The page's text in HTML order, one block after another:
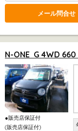
メール問合せ
N-ONE G 4WD
●販売店保証付
(販売店保証付)